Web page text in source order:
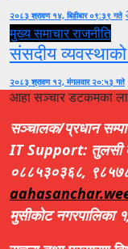
२०८३ श्रावण १४, बिहीबार ०९:३९ गते
मुख्य समाचारराजनीति
संसदीय
२०८३ श्रावण १२, मंगलवार २०:५३ गते
आहा सञ्चार डटकमका
सञ्चालक/प्रधान
IT Support: तुलसी
०८८५३०३६८,
मुसीकोट नगरपालिका